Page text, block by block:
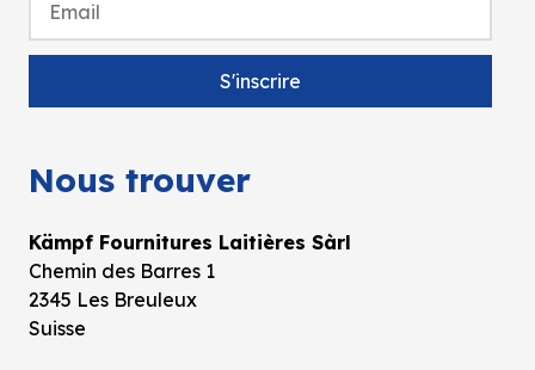
Nous trouver
Kämpf Fournitures Laitières Sàrl
Chemin des Barres 1
2345 Les Breuleux
Suisse